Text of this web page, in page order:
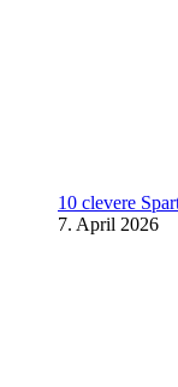
10 clevere
7. April 2026